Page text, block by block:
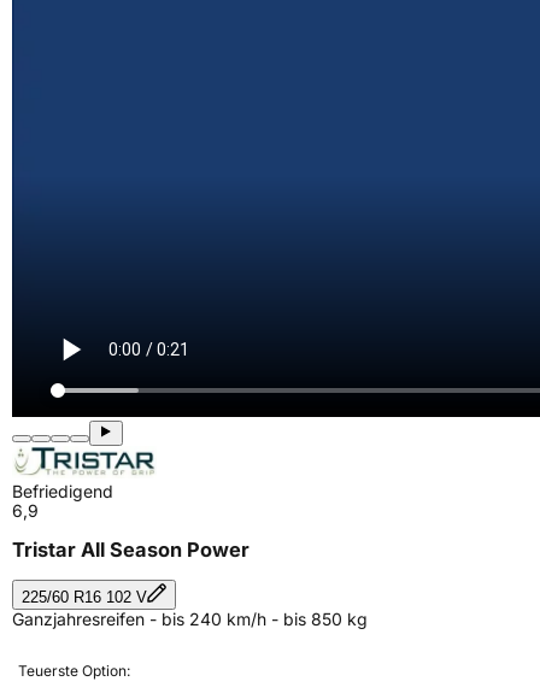
Befriedigend
6,9
Tristar All Season Power
225/60 R16 102 V
Ganzjahresreifen - bis 240 km/h - bis 850 kg
Teuerste Option: